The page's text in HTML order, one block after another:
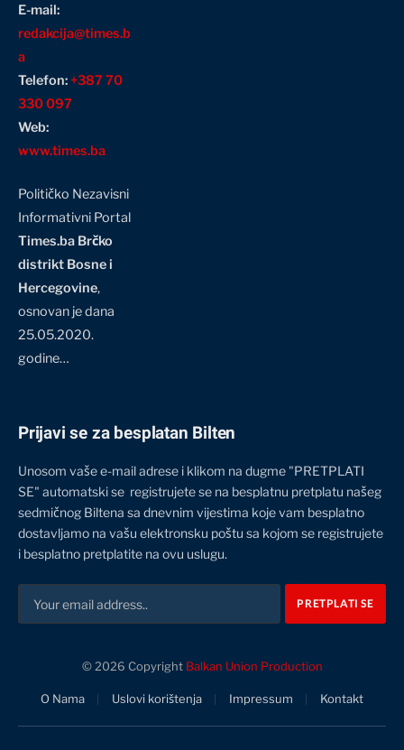
E-mail:
redakcija@times.b
a
Telefon:+387 70
330 097
Web:
www.times.ba
Političko Nezavisni
Informativni Portal
Times.ba Brčko
distrikt Bosne i
Hercegovine,
osnovan je dana
25.05.2020.
godine…
Prijavi se za besplatan Bilten
Unosom vaše e-mail adrese i klikom na dugme "PRETPLATI
SE" automatski se registrujete se na besplatnu pretplatu našeg
sedmičnog Biltena sa dnevnim vijestima koje vam besplatno
dostavljamo na vašu elektronsku poštu sa kojom se registrujete
i besplatno pretplatite na ovu uslugu.
© 2026 Copyright Balkan Union Production
O Nama Uslovi korištenja Impressum Kontakt